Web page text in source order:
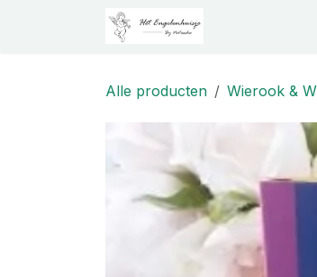
Overslaan naar inhoud
Alle producten Wierook &